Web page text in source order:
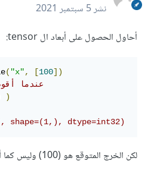
نشر5 سبتمبر 2021
أحاول الحصول على أبعاد ال tensor:
("x", [100])
# عندما
)
shape=(1,), dtype=int32)
لكن الخرج المتوقع هو (100) وليس كما أعطاني في الخرج لماذا؟